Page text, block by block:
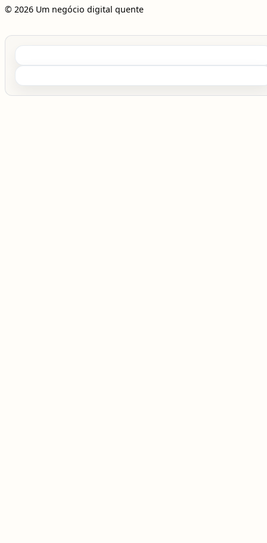
© 2026 Um negócio digital quente